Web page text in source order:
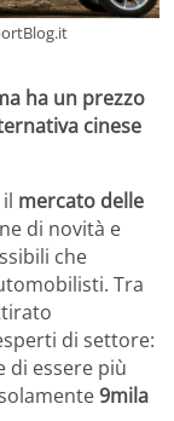
ha un prezzo
cinese
mercato delle
di novità e
che
Tra
di settore:
di essere più
9mila